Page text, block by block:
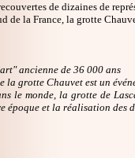
de dizaines de
de la France, la grotte
ancienne de 36 000 ans
la grotte Chauvet est un
le monde, la grotte de
époque et la réalisation des